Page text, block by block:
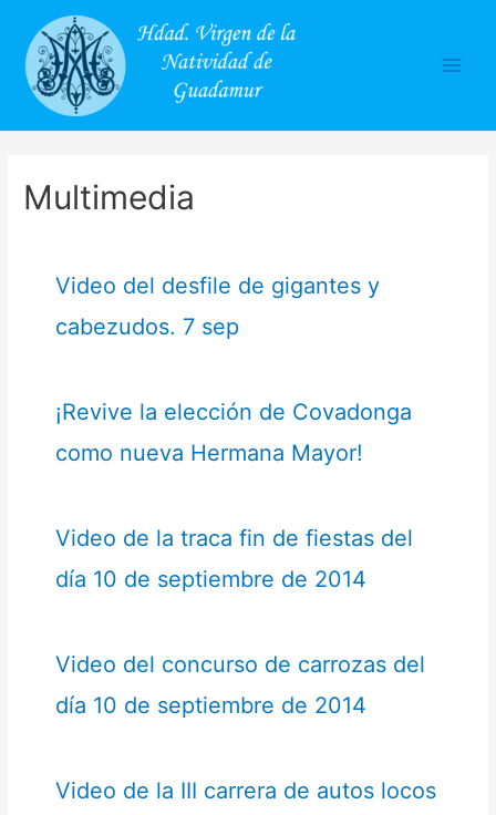
Multimedia
Video del desfile de gigantes y
cabezudos. 7 sep
¡Revive la elección de Covadonga
como nueva Hermana Mayor!
Video de la traca fin de fiestas del
día 10 de septiembre de 2014
Video del concurso de carrozas del
día 10 de septiembre de 2014
Video de la III carrera de autos locos